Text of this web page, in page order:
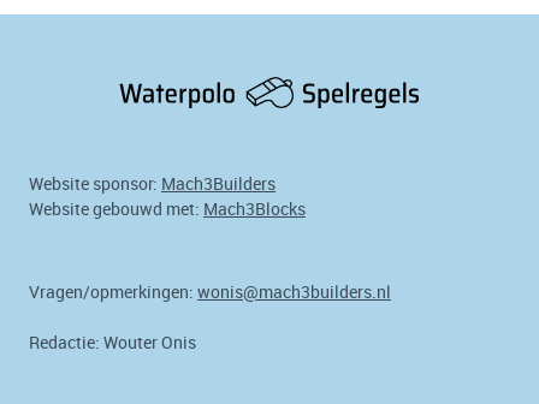
Website sponsor: Mach3Builders
Website gebouwd met: Mach3Blocks
Vragen/opmerkingen: wonis@mach3builders.nl
Redactie: Wouter Onis